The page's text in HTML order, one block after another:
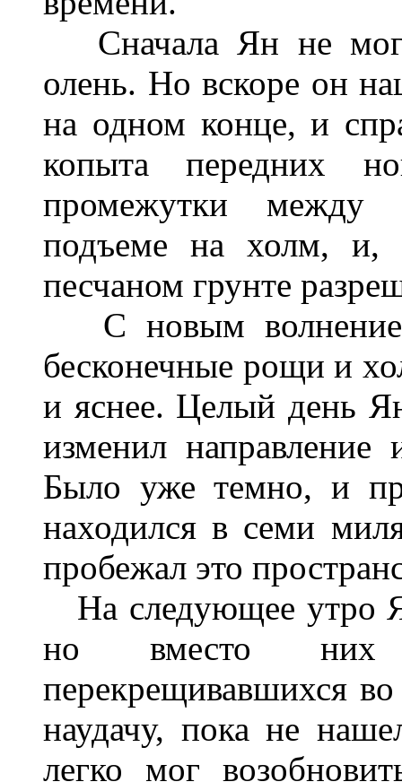
Сначала Ян не мог
олень. Но вскоре он
на одном конце, и
копыта передних
промежутки между
подъеме на холм, и,
песчаном грунте
С новым
бесконечные рощи и
и яснее. Целый день
изменил
Было уже темно, и
находился в семи
пробежал это
На следующее утро
но вместо них
перекрещивавшихся
наудачу, пока не
легко мог